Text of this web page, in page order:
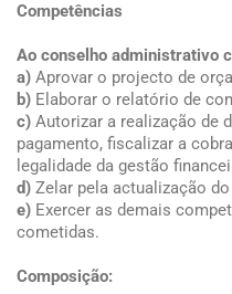
Competências
Ao conselho administrativo
a) Aprovar o projecto de
b) Elaborar o relatório de
c) Autorizar a realização de
pagamento, fiscalizar a
legalidade da gestão
d) Zelar pela actualização
e) Exercer as demais
cometidas.
Composição: